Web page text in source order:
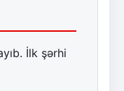
İlk şərhi